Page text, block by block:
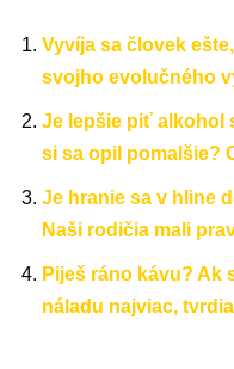
Vyvíja sa človek
svojho evolučného
Je lepšie piť alkohol
si sa opil pomalšie?
Je hranie sa v hline
Naši rodičia mali
Piješ ráno kávu? Ak
náladu najviac,